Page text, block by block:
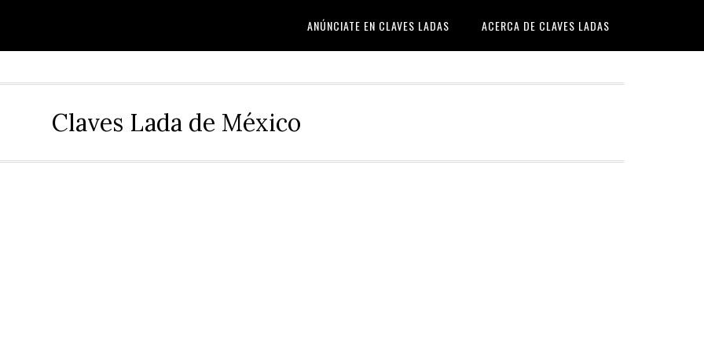
ANÚNCIATE EN CLAVES LADAS ACERCA DE CLAVES LADAS
Claves Lada de México